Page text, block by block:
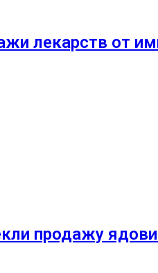
лекарств от
продажу